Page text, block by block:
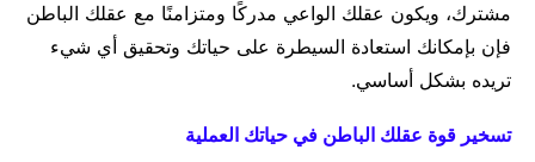
مشترك، ويكون عقلك الواعي مدركًا ومتزامنًا مع عقلك الباطن
فإن بإمكانك استعادة السيطرة على حياتك وتحقيق أي شيء
تريده بشكل أساسي.
تسخير قوة عقلك الباطن في حياتك العملية